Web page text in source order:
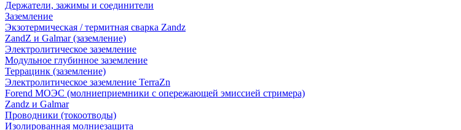
Держатели, зажимы и соединители
Заземление
Экзотермическая / термитная сварка Zandz
ZandZ и Galmar (заземление)
Электролитическое заземление
Модульное глубинное заземление
Террацинк (заземление)
Электролитическое заземление TerraZn
Forend МОЭС (молниеприемники с опережающей эмиссией стримера)
Zandz и Galmar
Проводники (токоотводы)
Изолированная молниезащита